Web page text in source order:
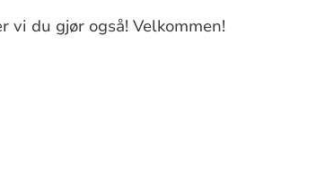
vi du gjør også! Velkommen!